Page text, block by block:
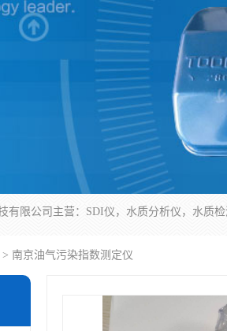
> 南京油气污染指数测定仪